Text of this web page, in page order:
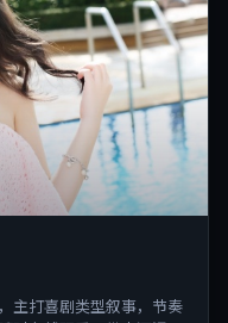
主打喜剧类型叙事，节奏